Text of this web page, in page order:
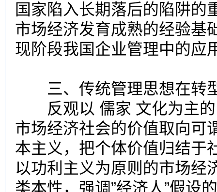
国家陷入长期落后的陷阱的
市场经济发育成熟的经验基
现阶段我国企业管理中的应
三、传统管理思想在转
反观以 儒家 文化为主的
市场经济社会的价值取向可
本主义，把个体价值归结于
以功利主义为原则的市场经
类本性，强调”经济人”假设